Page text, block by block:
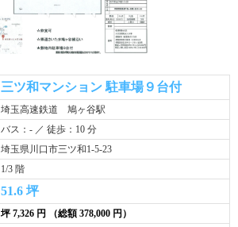
三ツ和マンション 駐車場９台付
埼玉高速鉄道 鳩ヶ谷駅
バス：- ／ 徒歩：10 分
埼玉県川口市三ツ和1-5-23
1/3 階
51.6 坪
坪 7,326 円 （総額 378,000 円）